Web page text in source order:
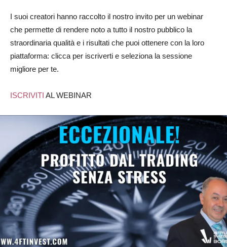
I suoi creatori hanno raccolto il nostro invito per un webinar
che permette di rendere noto a tutto il nostro pubblico la
straordinaria qualità e i risultati che puoi ottenere con la loro
piattaforma: clicca per iscriverti e seleziona la sessione
migliore per te.
ISCRIVITI AL WEBINAR